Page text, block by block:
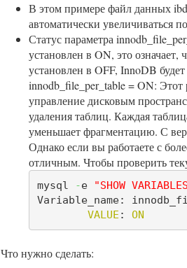
В этом примере файл данных
автоматически увеличиваться
Статус параметра
установлен в ON, это
установлен в OFF, InnoDB
innodb_file_per_table = ON:
управление дисковым
удаления таблиц. Каждая
уменьшает фрагментацию. С
Однако если вы работаете с
отличным. Чтобы проверить
mysql -e "SHOW
Variable_name:
VALUE : ON
Что нужно сделать: